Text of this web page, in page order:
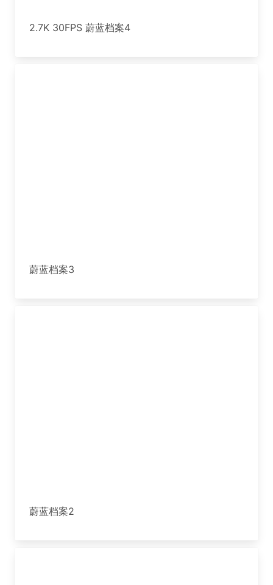
2.7K 30FPS 蔚蓝档案4
蔚蓝档案3
蔚蓝档案2